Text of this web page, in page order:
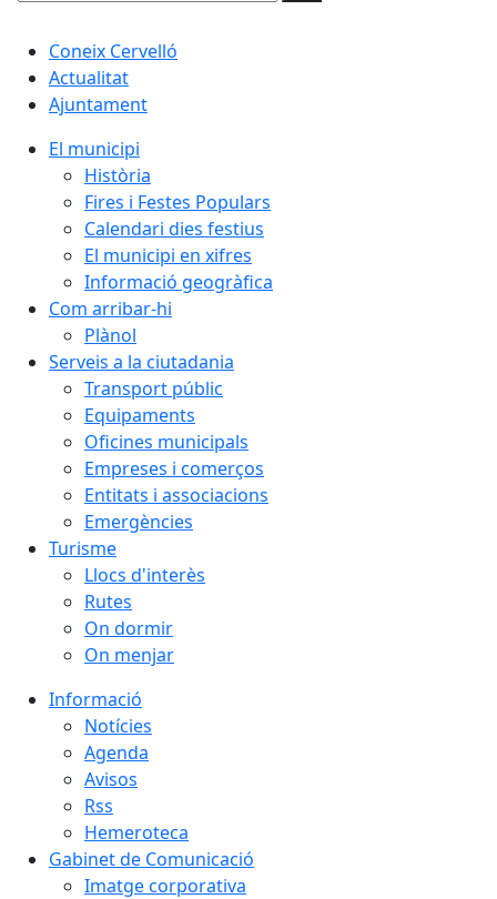
Coneix Cervelló
Actualitat
Ajuntament
El municipi
Història
Fires i Festes Populars
Calendari dies festius
El municipi en xifres
Informació geogràfica
Com arribar-hi
Plànol
Serveis a la ciutadania
Transport públic
Equipaments
Oficines municipals
Empreses i comerços
Entitats i associacions
Emergències
Turisme
Llocs d'interès
Rutes
On dormir
On menjar
Informació
Notícies
Agenda
Avisos
Rss
Hemeroteca
Gabinet de Comunicació
Imatge corporativa